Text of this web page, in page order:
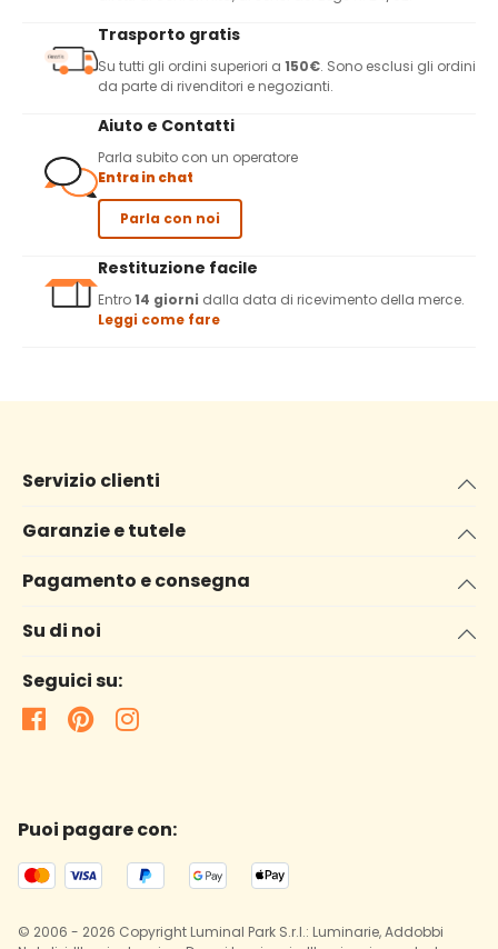
Trasporto gratis
Su tutti gli ordini superiori a 150€. Sono esclusi gli ordini
da parte di rivenditori e negozianti.
Aiuto e Contatti
Parla subito con un operatore
Entra in chat
Parla con noi
Restituzione facile
Entro14 giorni dalla data di ricevimento della merce.
Leggi come fare
Servizio clienti
Garanzie e tutele
Pagamento e consegna
Su di noi
Seguici su:
Puoi pagare con:
© 2006 - 2026 Copyright Luminal Park S.r.l.: Luminarie, Addobbi